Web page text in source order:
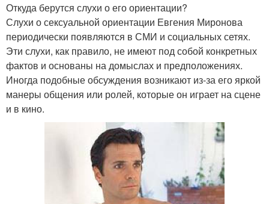
Откуда берутся слухи о его ориентации?
Слухи о сексуальной ориентации Евгения Миронова
периодически появляются в СМИ и социальных сетях.
Эти слухи, как правило, не имеют под собой конкретных
фактов и основаны на домыслах и предположениях.
Иногда подобные обсуждения возникают из-за его яркой
манеры общения или ролей, которые он играет на сцене
и в кино.